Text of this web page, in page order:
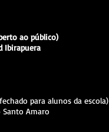
ao público)
Ibirapuera
para alunos da escola)
Santo Amaro